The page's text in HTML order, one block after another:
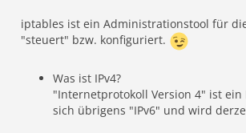
iptables ist ein Administrationstool für
"steuert" bzw. konfiguriert.
Was ist IPv4?
"Internetprotokoll Version 4" ist
sich übrigens "IPv6" und wird